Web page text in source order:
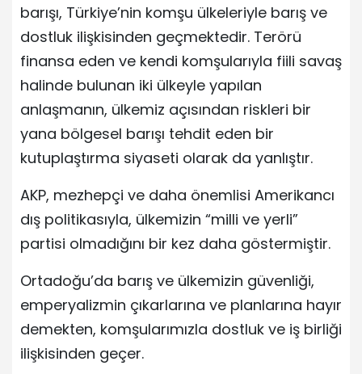
barışı, Türkiye’nin komşu ülkeleriyle barış ve
dostluk ilişkisinden geçmektedir. Terörü
finansa eden ve kendi komşularıyla fiili savaş
halinde bulunan iki ülkeyle yapılan
anlaşmanın, ülkemiz açısından riskleri bir
yana bölgesel barışı tehdit eden bir
kutuplaştırma siyaseti olarak da yanlıştır.
AKP, mezhepçi ve daha önemlisi Amerikancı
dış politikasıyla, ülkemizin “milli ve yerli”
partisi olmadığını bir kez daha göstermiştir.
Ortadoğu’da barış ve ülkemizin güvenliği,
emperyalizmin çıkarlarına ve planlarına hayır
demekten, komşularımızla dostluk ve iş birliği
ilişkisinden geçer.